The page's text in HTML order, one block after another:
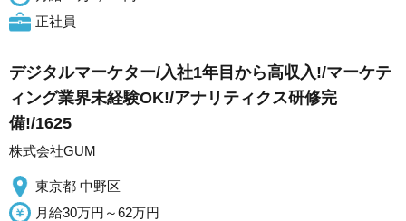
正社員
デジタルマーケター/入社1年目から高収入!/マーケテ
ィング業界未経験OK!/アナリティクス研修完
備!/1625
株式会社GUM
東京都 中野区
月給30万円～62万円